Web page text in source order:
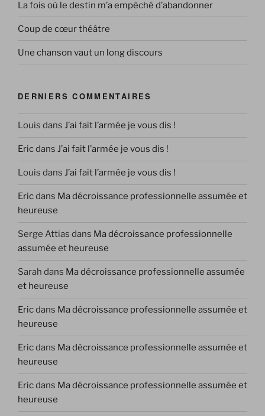
La fois où le destin m’a empêché d’abandonner
Coup de cœur théâtre
Une chanson vaut un long discours
DERNIERS COMMENTAIRES
Louis dans J’ai fait l’armée je vous dis !
Ericdans J’ai fait l’armée je vous dis !
Louis dans J’ai fait l’armée je vous dis !
Ericdans Ma décroissance professionnelle assumée et
heureuse
Serge Attias dans Ma décroissance professionnelle
assumée et heureuse
Sarah dans Ma décroissance professionnelle assumée
et heureuse
Ericdans Ma décroissance professionnelle assumée et
heureuse
Ericdans Ma décroissance professionnelle assumée et
heureuse
Ericdans Ma décroissance professionnelle assumée et
heureuse